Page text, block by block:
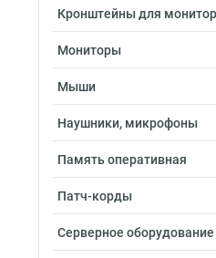
Кронштейны для
Мониторы
Мыши
Наушники, микрофоны
Память оперативная
Патч-корды
Серверное оборудование